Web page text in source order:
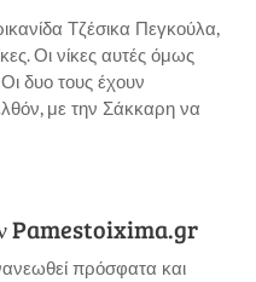
Τζέσικα Πεγκούλα,
Οι νίκες αυτές όμως
δυο τους έχουν
με την Σάκκαρη να
Pamestoixima.gr
πρόσφατα και